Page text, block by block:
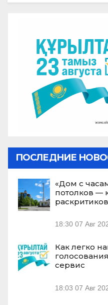
ПОСЛЕДНИЕ
«Дом с
потолков —
18:30 07 Авг
Как легко
сервис
18:03 07 Авг